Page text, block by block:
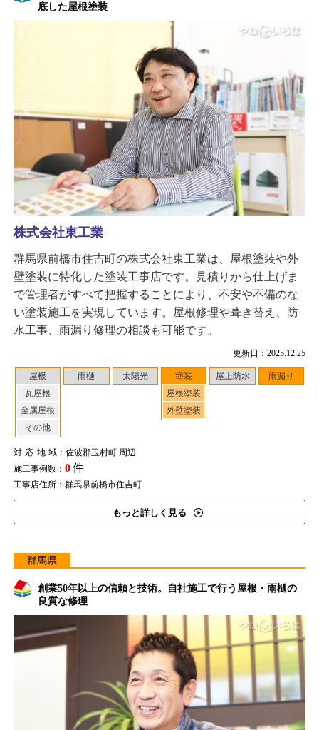
底した屋根塗装
更新日：2025.12.25
屋根
瓦屋根
金属屋根
その他
雨樋 太陽光
塗装
屋根塗装
外壁塗装
屋上防水 雨漏り
対応地域：佐波郡玉村町 周辺
施工事例数： 0件
工事店住所：群馬県前橋市住吉町
もっと詳しく見る
株式会社東工業
群馬県前橋市住吉町の株式会社東工業は、屋根塗装や外
壁塗装に特化した塗装工事店です。見積りから仕上げま
で管理者がすべて把握することにより、不安や不備のな
い塗装施工を実現しています。屋根修理や葺き替え、防
水工事、雨漏り修理の相談も可能です。
群馬県
創業50年以上の信頼と技術。自社施工で行う屋根・雨樋の
良質な修理